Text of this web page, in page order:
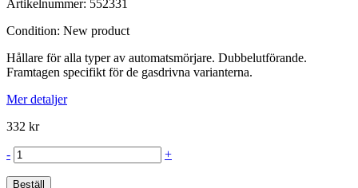
Artikelnummer: 552331
Condition: New product
Hållare för alla typer av automatsmörjare. Dubbelutförande.
Framtagen specifikt för de gasdrivna varianterna.
Mer detaljer
332 kr
- +
Beställ